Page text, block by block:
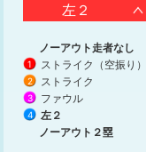
左２
ノーアウト走者なし
1 ストライク（空振り）
2 ストライク
3 ファウル
4
左２
ノーアウト２塁